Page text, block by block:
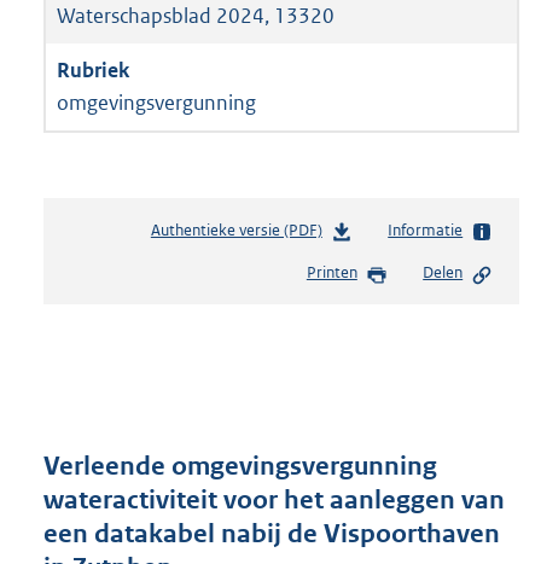
Waterschapsblad 2024, 13320
omgevingsvergunning
Authentieke versie (PDF)b
s
r
o
t
Informatie
Printen Delen
Verleende omgevingsvergunning
wateractiviteit voor het aanleggen van
een datakabel nabij de Vispoorthaven